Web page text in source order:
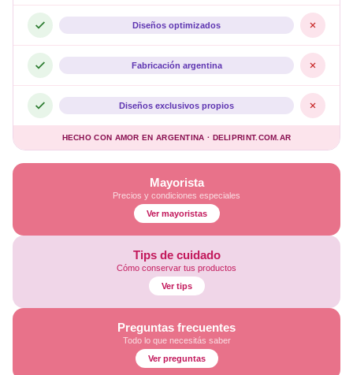
Mayorista
Precios y condiciones especiales
Ver mayoristas
Tips de cuidado
Cómo conservar tus productos
Ver tips
Preguntas frecuentes
Todo lo que necesitás saber
Ver preguntas
Diseños optimizados
Fabricación argentina
Diseños exclusivos propios
HECHO CON AMOR EN ARGENTINA · DELIPRINT.COM.AR